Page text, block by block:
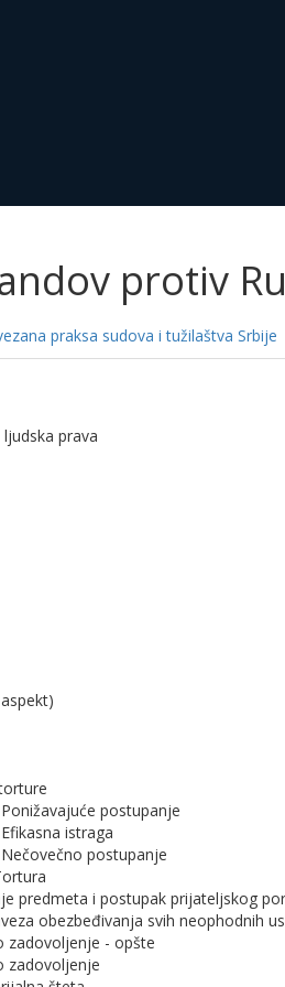
protiv
praksa sudova i tužilaštva Srbije
prava
postupanje
istraga
postupanje
predmeta i postupak prijateljskog
obezbeđivanja svih neophodnih
zadovoljenje - opšte
zadovoljenje